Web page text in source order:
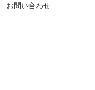
お問い合わせ